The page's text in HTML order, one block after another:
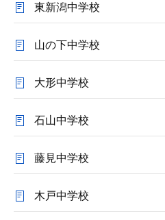
東新潟中学校
山の下中学校
大形中学校
石山中学校
藤見中学校
木戸中学校